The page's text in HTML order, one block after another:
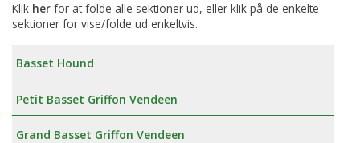
Klik her for at folde alle sektioner ud, eller klik på de enkelte
sektioner for vise/folde ud enkeltvis.
Basset Hound
Petit Basset Griffon Vendeen
Grand Basset Griffon Vendeen